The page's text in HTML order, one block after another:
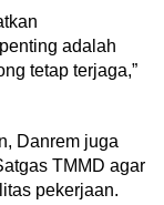
adalah
tetap terjaga,”
Danrem juga
TMMD agar
pekerjaan.